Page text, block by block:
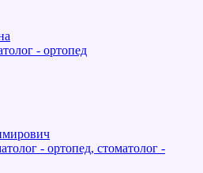
- ортопед
- ортопед, стоматолог -